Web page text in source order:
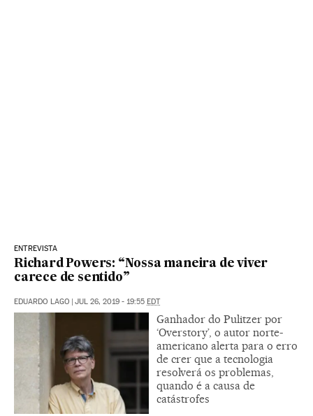
ENTREVISTA
Richard Powers: “Nossa maneira de viver
carece de sentido”
EDUARDO LAGO JUL 26, 2019 - 19:55 EDT
Ganhador do Pulitzer por
‘Overstory’, o autor norte-
americano alerta para o erro
de crer que a tecnologia
resolverá os problemas,
quando é a causa de
catástrofes